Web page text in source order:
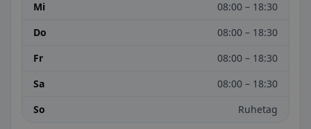
Mi
08:00 – 18:30
Do
08:00 – 18:30
Fr
08:00 – 18:30
Sa
08:00 – 18:30
So
Ruhetag